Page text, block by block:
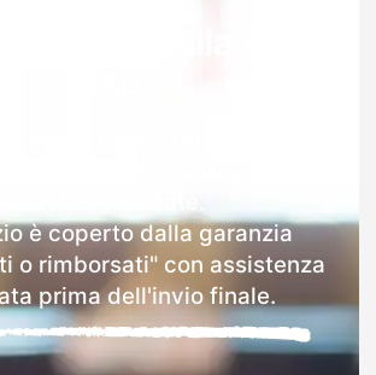
è coperto dalla garanzia
o rimborsati" con assistenza
prima dell'invio finale.